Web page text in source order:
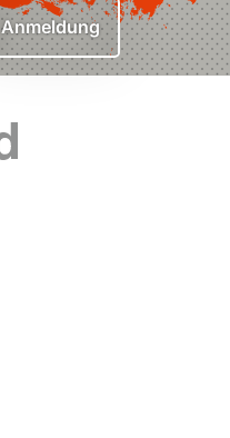
Anmeldung